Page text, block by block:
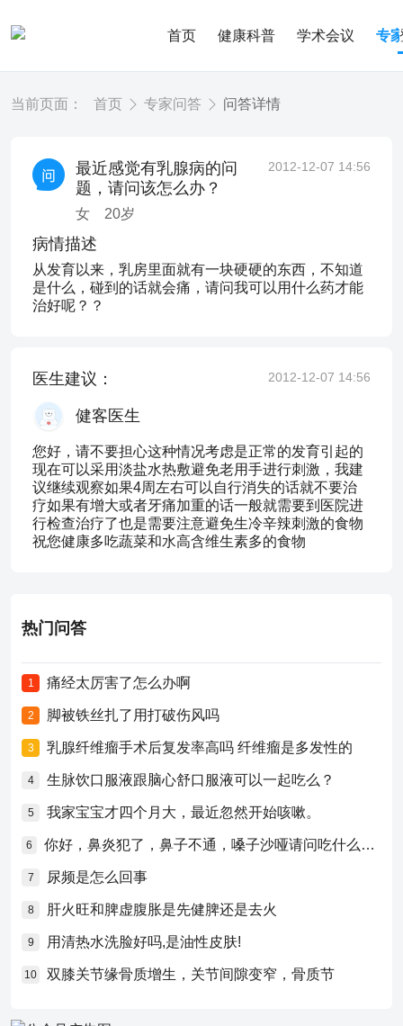
首页 健康科普 学术会议 专
当前页面： 首页 专家问答 问答详情
最近感觉有乳腺病的问
题，请问该怎么办？
女 20岁
2012-12-07 14:56
病情描述
从发育以来，乳房里面就有一块硬硬的东西，不知道
是什么，碰到的话就会痛，请问我可以用什么药才能
治好呢？？
医生建议： 2012-12-07 14:56
健客医生
您好，请不要担心这种情况考虑是正常的发育引起的
现在可以采用淡盐水热敷避免老用手进行刺激，我建
议继续观察如果4周左右可以自行消失的话就不要治
疗如果有增大或者牙痛加重的话一般就需要到医院进
行检查治疗了也是需要注意避免生冷辛辣刺激的食物
祝您健康多吃蔬菜和水高含维生素多的食物
热门问答
1 痛经太厉害了怎么办啊
2 脚被铁丝扎了用打破伤风吗
3 乳腺纤维瘤手术后复发率高吗 纤维瘤是多发性的
4 生脉饮口服液跟脑心舒口服液可以一起吃么？
5 我家宝宝才四个月大，最近忽然开始咳嗽。
6 你好，鼻炎犯了，鼻子不通，嗓子沙哑请问吃什么药比较好？
7 尿频是怎么回事
8 肝火旺和脾虚腹胀是先健脾还是去火
9 用清热水洗脸好吗,是油性皮肤!
10 双膝关节缘骨质增生，关节间隙变窄，骨质节